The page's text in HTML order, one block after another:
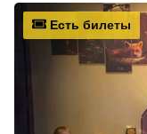
Есть билеты